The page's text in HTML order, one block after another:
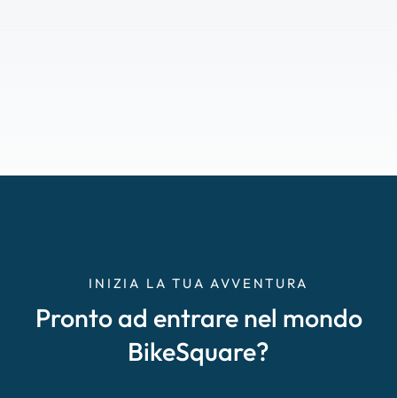
INIZIA LA TUA AVVENTURA
Pronto ad entrare nel mondo
BikeSquare?